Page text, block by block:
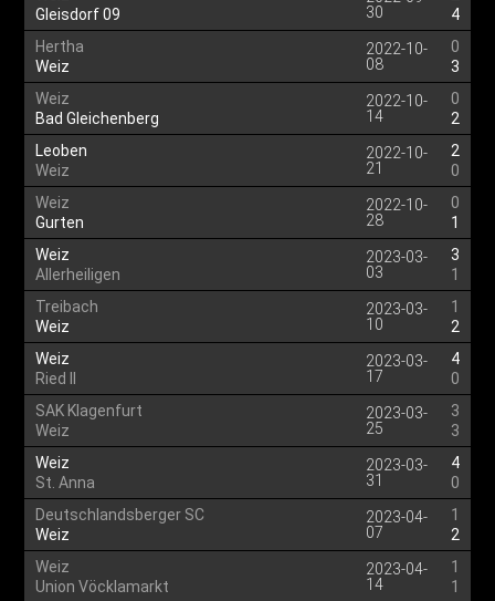
Gleisdorf 09
30
4
Hertha
Weiz
2022-10-
08
0
3
Weiz
Bad Gleichenberg
2022-10-
14
0
2
Leoben
Weiz
2022-10-
21
2
0
Weiz
Gurten
2022-10-
28
0
1
Weiz
Allerheiligen
2023-03-
03
3
1
Treibach
Weiz
2023-03-
10
1
2
Weiz
Ried II
2023-03-
17
4
0
SAK Klagenfurt
Weiz
2023-03-
25
3
3
Weiz
St. Anna
2023-03-
31
4
0
Deutschlandsberger SC
Weiz
2023-04-
07
1
2
Weiz
Union Vöcklamarkt
2023-04-
14
1
1